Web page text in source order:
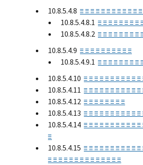
10.8.5.4.8 ≡ ≡ ≡ ≡ ≡ ≡ ≡ ≡ ≡ ≡ ≡
10.8.5.4.8.1 ≡ ≡ ≡ ≡ ≡ ≡ ≡ ≡
10.8.5.4.8.2 ≡ ≡ ≡ ≡ ≡ ≡ ≡ ≡
10.8.5.4.9 ≡ ≡ ≡ ≡ ≡ ≡ ≡ ≡ ≡ ≡
10.8.5.4.9.1 ≡ ≡ ≡ ≡ ≡ ≡ ≡ ≡
10.8.5.4.10 ≡ ≡ ≡ ≡ ≡ ≡ ≡ ≡ ≡ ≡ ≡
10.8.5.4.11 ≡ ≡ ≡ ≡ ≡ ≡ ≡ ≡ ≡ ≡
10.8.5.4.12 ≡ ≡ ≡ ≡ ≡ ≡ ≡ ≡
10.8.5.4.13 ≡ ≡ ≡ ≡ ≡ ≡ ≡ ≡ ≡ ≡
10.8.5.4.14 ≡ ≡ ≡ ≡ ≡ ≡ ≡ ≡ ≡ ≡
≡
10.8.5.4.15 ≡ ≡ ≡ ≡ ≡ ≡ ≡ ≡ ≡ ≡
≡ ≡ ≡ ≡ ≡ ≡ ≡ ≡ ≡ ≡ ≡ ≡ ≡ ≡